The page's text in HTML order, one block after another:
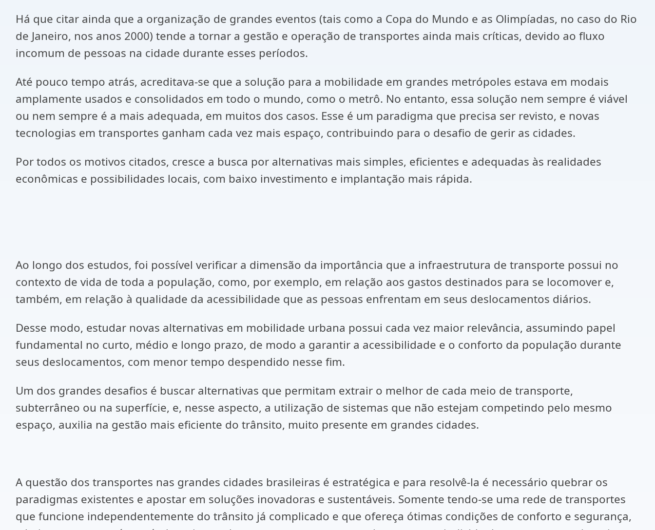
Há que citar ainda que a organização de grandes eventos (tais como a Copa do Mundo e as Olimpíadas, no caso do Rio
de Janeiro, nos anos 2000) tende a tornar a gestão e operação de transportes ainda mais críticas, devido ao fluxo
incomum de pessoas na cidade durante esses períodos.
Até pouco tempo atrás, acreditava-se que a solução para a mobilidade em grandes metrópoles estava em modais
amplamente usados e consolidados em todo o mundo, como o metrô. No entanto, essa solução nem sempre é viável
ou nem sempre é a mais adequada, em muitos dos casos. Esse é um paradigma que precisa ser revisto, e novas
tecnologias em transportes ganham cada vez mais espaço, contribuindo para o desafio de gerir as cidades.
Por todos os motivos citados, cresce a busca por alternativas mais simples, eficientes e adequadas às realidades
econômicas e possibilidades locais, com baixo investimento e implantação mais rápida.
Ao longo dos estudos, foi possível verificar a dimensão da importância que a infraestrutura de transporte possui no
contexto de vida de toda a população, como, por exemplo, em relação aos gastos destinados para se locomover e,
também, em relação à qualidade da acessibilidade que as pessoas enfrentam em seus deslocamentos diários.
Desse modo, estudar novas alternativas em mobilidade urbana possui cada vez maior relevância, assumindo papel
fundamental no curto, médio e longo prazo, de modo a garantir a acessibilidade e o conforto da população durante
seus deslocamentos, com menor tempo despendido nesse fim.
Um dos grandes desafios é buscar alternativas que permitam extrair o melhor de cada meio de transporte,
subterrâneo ou na superfície, e, nesse aspecto, a utilização de sistemas que não estejam competindo pelo mesmo
espaço, auxilia na gestão mais eficiente do trânsito, muito presente em grandes cidades.
A questão dos transportes nas grandes cidades brasileiras é estratégica e para resolvê-la é necessário quebrar os
paradigmas existentes e apostar em soluções inovadoras e sustentáveis. Somente tendo-se uma rede de transportes
que funcione independentemente do trânsito já complicado e que ofereça ótimas condições de conforto e segurança,